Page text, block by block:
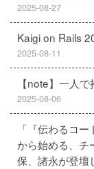
2025-08-27
Kaigi on Rails
2025-08-11
【note】一人
2025-08-06
「『伝わるコ
から始める、チ
保、諸永が登壇